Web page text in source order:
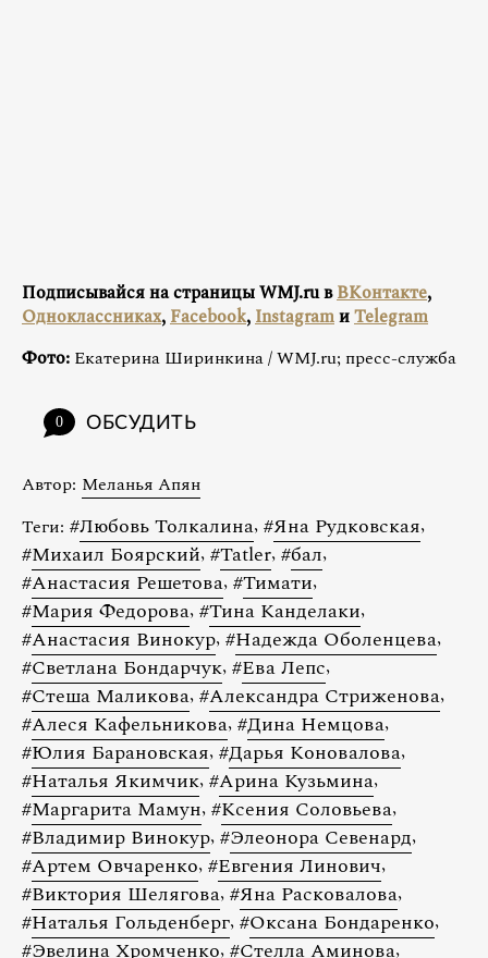
Подписывайся на страницы WMJ.ru вВКонтакте,
Одноклассниках,Facebook,InstagramиTelegram
Фото: Екатерина Ширинкина / WMJ.ru; пресс-служба
0 ОБСУДИТЬ
Автор: Меланья Апян
Теги: #Любовь Толкалина, #Яна Рудковская,
#Михаил Боярский, #Tatler, #бал,
#Анастасия Решетова, #Тимати,
#Мария Федорова, #Тина Канделаки,
#Анастасия Винокур, #Надежда Оболенцева,
#Светлана Бондарчук, #Ева Лепс,
#Стеша Маликова, #Александра Стриженова,
#Алеся Кафельникова, #Дина Немцова,
#Юлия Барановская, #Дарья Коновалова,
#Наталья Якимчик, #Арина Кузьмина,
#Маргарита Мамун, #Ксения Соловьева,
#Владимир Винокур, #Элеонора Севенард,
#Артем Овчаренко, #Евгения Линович,
#Виктория Шелягова, #Яна Расковалова,
#Наталья Гольденберг, #Оксана Бондаренко,
#Эвелина Хромченко, #Стелла Аминова,